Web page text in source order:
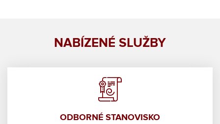
NABÍZENÉ SLUŽBY
ODBORNÉ STANOVISKO